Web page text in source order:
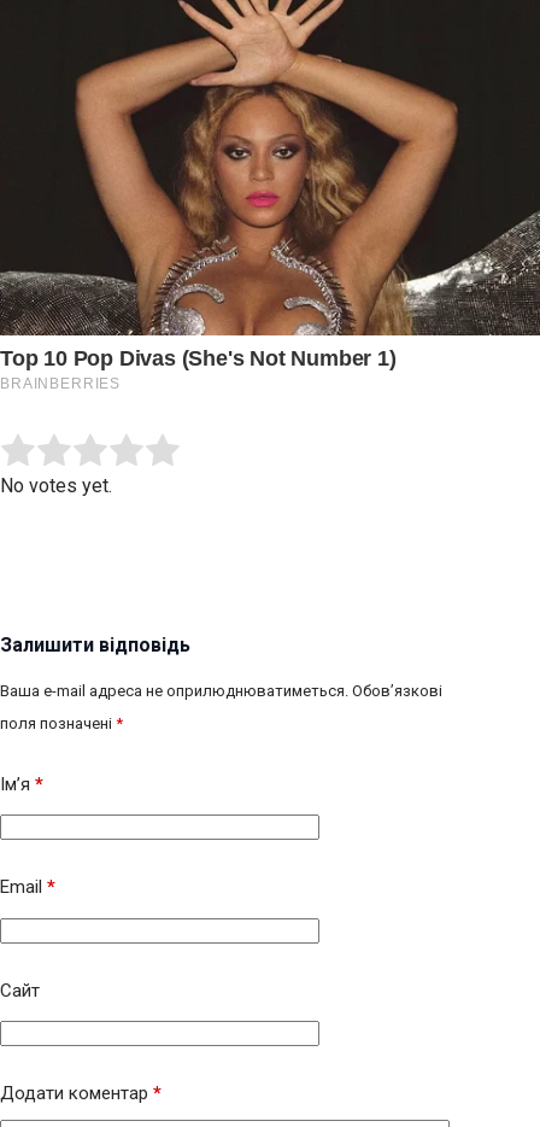
Rate this item:
No votes yet.
Залишити відповідь
Ваша e-mail адреса не оприлюднюватиметься. Обов’язкові
поля позначені *
Ім’я *
Email *
Сайт
Додати коментар *